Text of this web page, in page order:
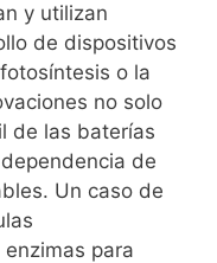
y utilizan
de dispositivos
o la
no solo
de las baterías
de
Un caso de
para